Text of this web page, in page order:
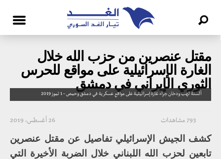
مقتل عنصرين من حزب الله خلال
الغارة الإسرائيلية على مواقع للحرس
الثوري الإيراني في دمشق
ألسنة لهب ودخان جراء غارة إسرائيلية على مواقع عسكرية في دمشق وحمص - 1 تموز 2019
26 أغسطس، 2019 793 مشاهدات
كشف الجيش الإسرائيلي تفاصيل عن مقتل عنصرين
تابعين لحزب الله اللبناني خلال الضربة الأخيرة التي